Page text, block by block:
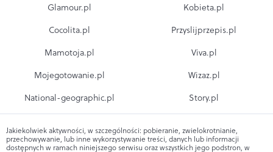
Glamour.pl
Cocolita.pl
Mamotoja.pl
Mojegotowanie.pl
National-geographic.pl
Kobieta.pl
Przyslijprzepis.pl
Viva.pl
Wizaz.pl
Story.pl
Jakiekolwiek aktywności, w szczególności: pobieranie, zwielokrotnianie,
przechowywanie, lub inne wykorzystywanie treści, danych lub informacji
dostępnych w ramach niniejszego serwisu oraz wszystkich jego podstron, w